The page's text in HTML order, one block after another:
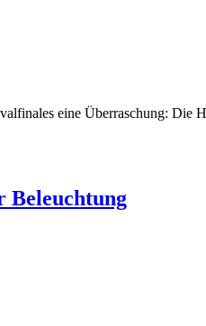
eine Überraschung: Die
Beleuchtung